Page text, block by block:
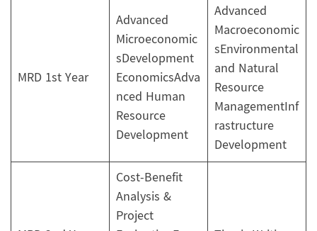
MRD 1st Year
Advanced
Microeconomic
sDevelopment
EconomicsAdva
nced Human
Resource
Development
Advanced
Macroeconomic
sEnvironmental
and Natural
Resource
ManagementInf
rastructure
Development
Cost-Benefit
Analysis &
Project